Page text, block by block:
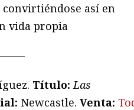
así en
vida propia
Título: Las
Newcastle. Venta: